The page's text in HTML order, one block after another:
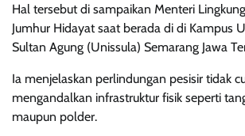
Hal tersebut di sampaikan Menteri
Jumhur Hidayat saat berada di di Kampus
Sultan Agung (Unissula) Semarang Jawa
Ia menjelaskan perlindungan pesisir tidak
mengandalkan infrastruktur fisik seperti
maupun polder.